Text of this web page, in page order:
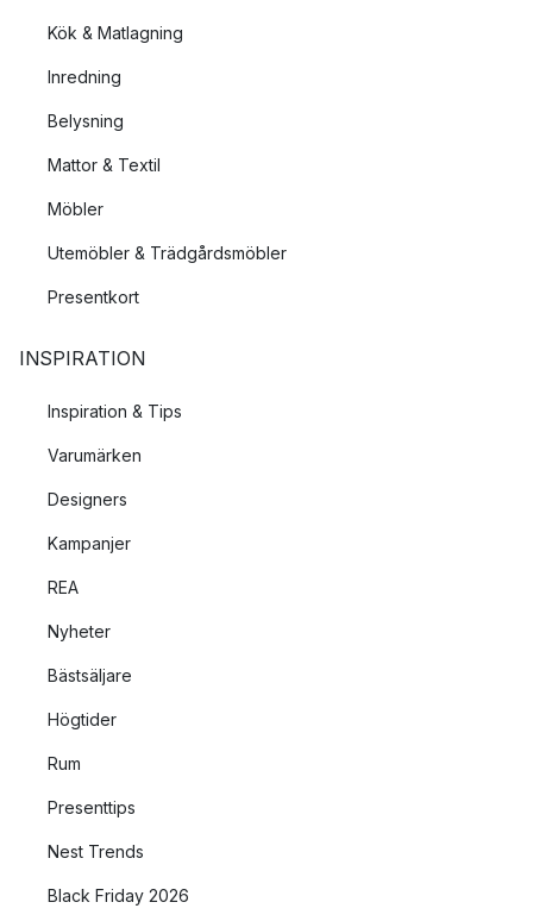
Kök & Matlagning
Inredning
Belysning
Mattor & Textil
Möbler
Utemöbler & Trädgårdsmöbler
Presentkort
INSPIRATION
Inspiration & Tips
Varumärken
Designers
Kampanjer
REA
Nyheter
Bästsäljare
Högtider
Rum
Presenttips
Nest Trends
Black Friday 2026